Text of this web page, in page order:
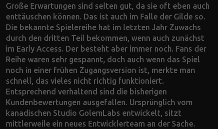
Große Erwartungen sind selten gut, da sie oft eben auch
enttäuschen können. Das ist auch im Falle der Gilde so.
Die bekannte Spielereihe hat im letzten Jahr Zuwachs
durch den dritten Teil bekommen, wenn auch zunächst
im Early Access. Der besteht aber immer noch. Fans der
Reihe waren sehr gespannt, doch auch wenn das Spiel
noch in einer frühen Zugangsversion ist, merkte man
schnell, das vieles nicht richtig funktioniert.
Entsprechend verhaltend sind die bisherigen
Kundenbewertungen ausgefallen. Ursprünglich vom
kanadischen Studio GolemLabs entwickelt, sitzt
mittlerweile ein neues Entwicklerteam an der Sache.